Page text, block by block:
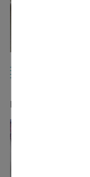
Manon et Sébastien